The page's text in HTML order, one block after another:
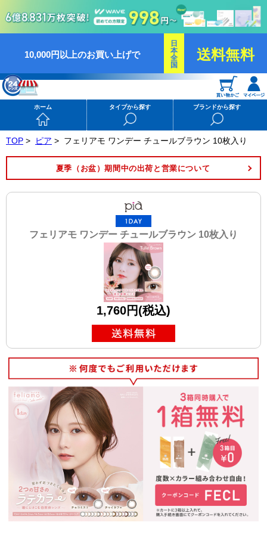
10,000円以上のお買い上げで
日
本
全
国
送料無料
ホーム タイプから探す ブランドから探す
TOP > ピア > フェリアモ ワンデー チュールブラウン 10枚入り
夏季（お盆）期間中の出荷と営業について
フェリアモ ワンデー チュールブラウン 10枚入り
1,760円(税込)